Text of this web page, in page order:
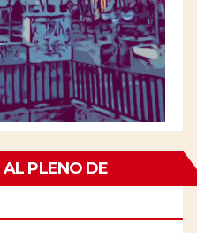
AL PLENO DE